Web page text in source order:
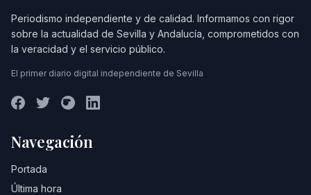
Periodismo independiente y de calidad. Informamos con rigor
sobre la actualidad de Sevilla y Andalucía, comprometidos con
la veracidad y el servicio público.
El primer diario digital independiente de Sevilla
Navegación
Portada
Última hora